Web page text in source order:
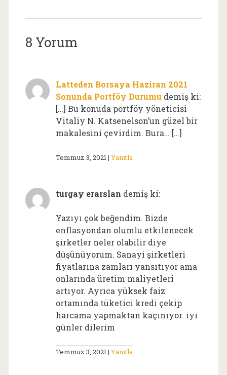
8 Yorum
Latteden Borsaya Haziran 2021
Sonunda Portföy Durumu demiş ki:
[…] Bu konuda portföy yöneticisi
Vitaliy N. Katsenelson’un güzel bir
makalesini çevirdim. Bura… […]
Temmuz 3, 2021 Yanıtla
turgay erarslan demiş ki:
Yazıyı çok beğendim. Bizde
enflasyondan olumlu etkilenecek
şirketler neler olabilir diye
düşünüyorum. Sanayi şirketleri
fiyatlarına zamları yansıtıyor ama
onlarında üretim maliyetleri
artıyor. Ayrıca yüksek faiz
ortamında tüketici kredi çekip
harcama yapmaktan kaçınıyor. iyi
günler dilerim
Temmuz 3, 2021 Yanıtla